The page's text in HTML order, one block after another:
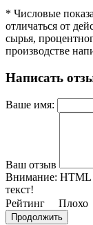
* Числовые
отличаться от
сырья,
производстве
Написать
Ваше имя:
Ваш отзыв
Внимание: HTML
текст!
Рейтинг Плохо
Продолжить